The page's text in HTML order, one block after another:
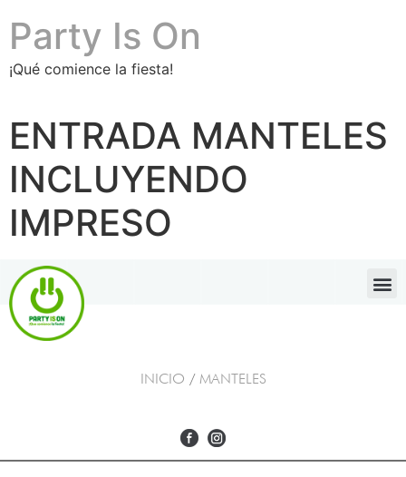
Party Is On
¡Qué comience la fiesta!
ENTRADA MANTELES
INCLUYENDO
IMPRESO
INICIO / MANTELES